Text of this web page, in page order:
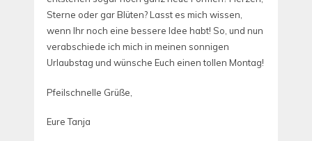
Sterne oder gar Blüten? Lasst es mich wissen,
wenn Ihr noch eine bessere Idee habt! So, und nun
verabschiede ich mich in meinen sonnigen
Urlaubstag und wünsche Euch einen tollen Montag!
Pfeilschnelle Grüße,
Eure Tanja